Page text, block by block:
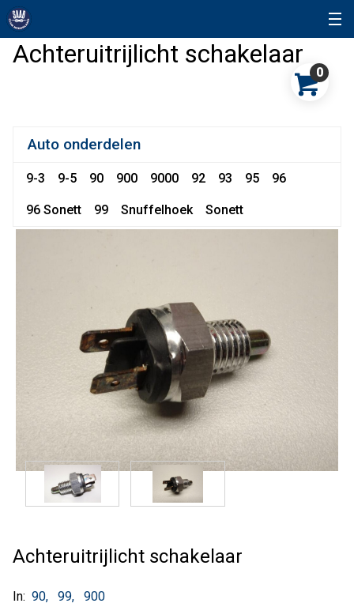
Achteruitrijlicht schakelaar
0
Auto onderdelen
9-3 9-5 90 900 9000 92 93 95 96
96 Sonett 99 Snuffelhoek Sonett
Achteruitrijlicht schakelaar
In: 90 99 900